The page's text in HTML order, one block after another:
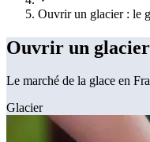
Ouvrir un glacier : le
Ouvrir un
Le marché de la glace en
Glacier